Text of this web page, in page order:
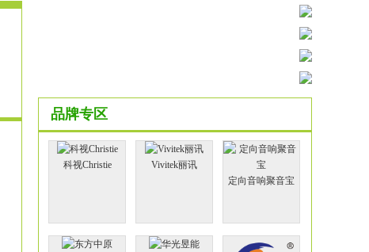
品牌专区
科视Christie
Vivitek丽讯
定向音响聚音宝